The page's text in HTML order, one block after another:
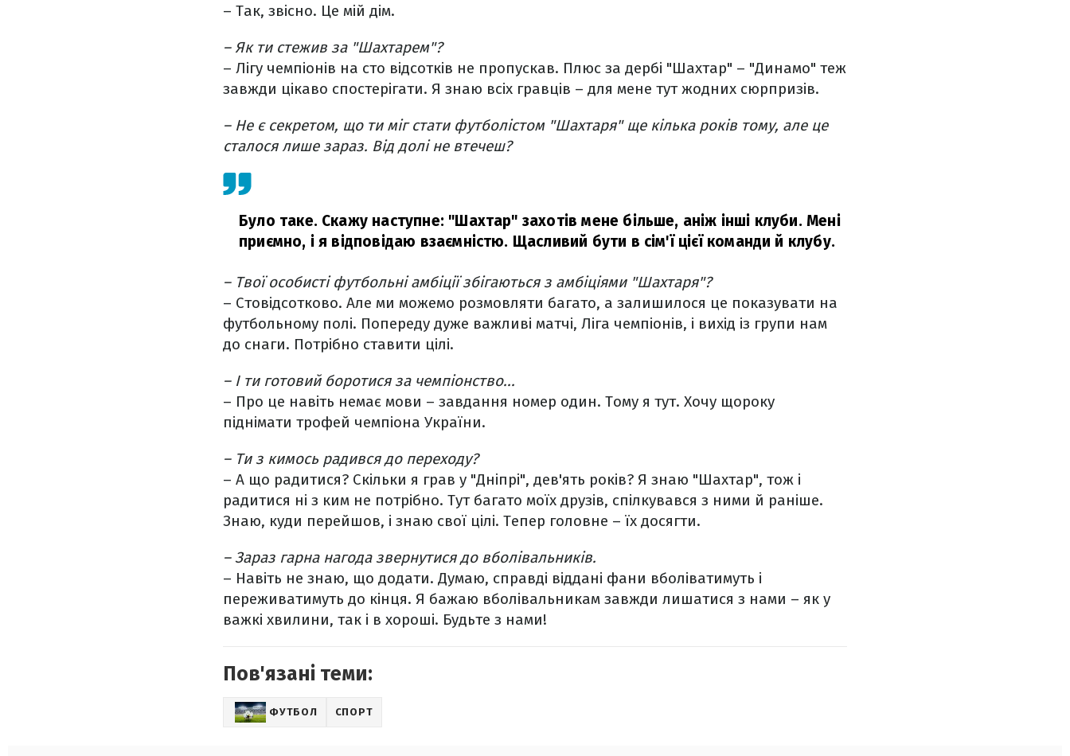
– Так, звісно. Це мій дім.
– Як ти стежив за "Шахтарем"?
– Лігу чемпіонів на сто відсотків не пропускав. Плюс за дербі "Шахтар" – "Динамо" теж
завжди цікаво спостерігати. Я знаю всіх гравців – для мене тут жодних сюрпризів.
– Не є секретом, що ти міг стати футболістом "Шахтаря" ще кілька років тому, але це
сталося лише зараз. Від долі не втечеш?
Було таке. Скажу наступне: "Шахтар" захотів мене більше, аніж інші клуби. Мені
приємно, і я відповідаю взаємністю. Щасливий бути в сім'ї цієї команди й клубу.
– Твої особисті футбольні амбіції збігаються з амбіціями "Шахтаря"?
– Стовідсотково. Але ми можемо розмовляти багато, а залишилося це показувати на
футбольному полі. Попереду дуже важливі матчі, Ліга чемпіонів, і вихід із групи нам
до снаги. Потрібно ставити цілі.
– І ти готовий боротися за чемпіонство...
– Про це навіть немає мови – завдання номер один. Тому я тут. Хочу щороку
піднімати трофей чемпіона України.
– Ти з кимось радився до переходу?
– А що радитися? Скільки я грав у "Дніпрі", дев'ять років? Я знаю "Шахтар", тож і
радитися ні з ким не потрібно. Тут багато моїх друзів, спілкувався з ними й раніше.
Знаю, куди перейшов, і знаю свої цілі. Тепер головне – їх досягти.
– Зараз гарна нагода звернутися до вболівальників.
– Навіть не знаю, що додати. Думаю, справді віддані фани вболіватимуть і
переживатимуть до кінця. Я бажаю вболівальникам завжди лишатися з нами – як у
важкі хвилини, так і в хороші. Будьте з нами!
Пов'язані теми:
ФУТБОЛ СПОРТ